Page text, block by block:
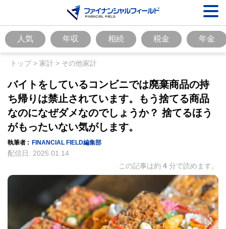
人気 年収 相続 税金 年金
トップ> 家計 > その他家計
バイトをしているコンビニでは廃棄商品の持
ち帰りは禁止されています。もう捨てる商品
なのになぜダメなのでしょうか？ 捨てるほう
がもったいない気がします。
執筆者 : FINANCIAL FIELD編集部
配信日: 2025.01.14
この記事は約 4 分で読めます。